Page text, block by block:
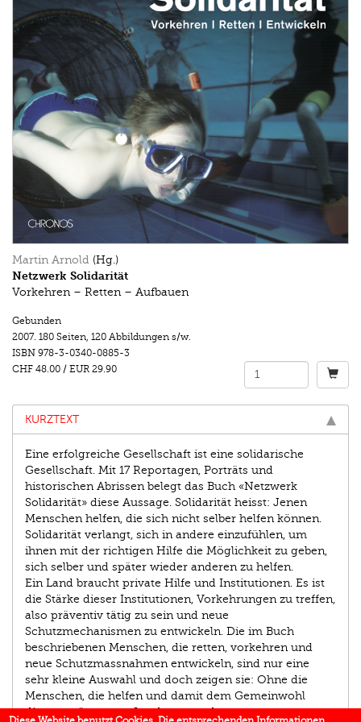
Martin Arnold (Hg.)
Netzwerk Solidarität
Vorkehren – Retten – Aufbauen
Gebunden
2007. 180 Seiten 120 Abbildungen s/w.
ISBN 978-3-0340-0885-3
CHF 48.00 / EUR 29.90
KURZTEXT
Eine erfolgreiche Gesellschaft ist eine solidarische
Gesellschaft. Mit 17 Reportagen, Porträts und
historischen Abrissen belegt das Buch «Netzwerk
Solidarität» diese Aussage. Solidarität heisst: Jenen
Menschen helfen, die sich nicht selber helfen können.
Solidarität verlangt, sich in andere einzufühlen, um
ihnen mit der richtigen Hilfe die Möglichkeit zu geben,
sich selber und später wieder anderen zu helfen.
Ein Land braucht private Hilfe und Institutionen. Es ist
die Stärke dieser Institutionen, Vorkehrungen zu treffen,
also präventiv tätig zu sein und neue
Schutzmechanismen zu entwickeln. Die im Buch
beschriebenen Menschen, die retten, vorkehren und
neue Schutzmassnahmen entwickeln, sind nur eine
sehr kleine Auswahl und doch zeigen sie: Ohne die
Menschen, die helfen und damit dem Gemeinwohl
dienen, wäre unser Land ganz anders.